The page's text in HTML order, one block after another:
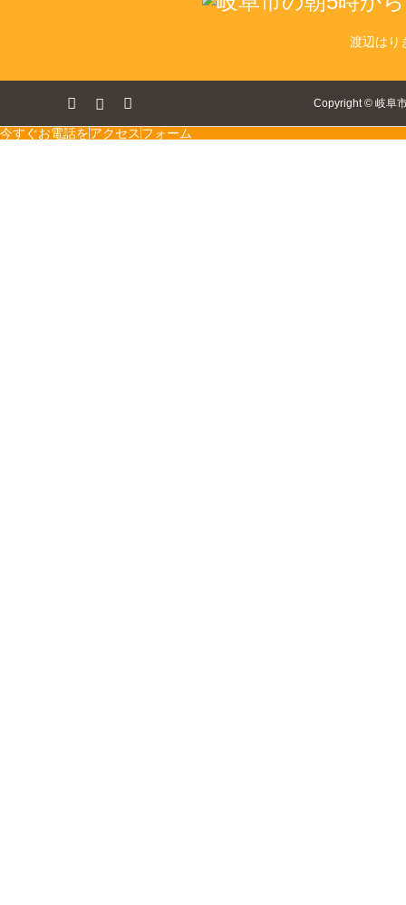
渡辺はり
Copyright© 岐阜
今すぐお電話をアクセス フォーム